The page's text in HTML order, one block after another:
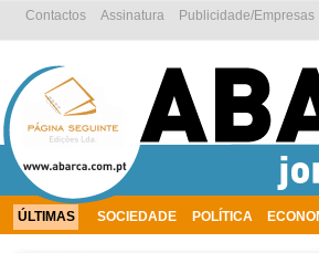
ÚLTIMAS SOCIEDADE POLÍTICA
Publicidade/Empresas
Assinatura
Contactos